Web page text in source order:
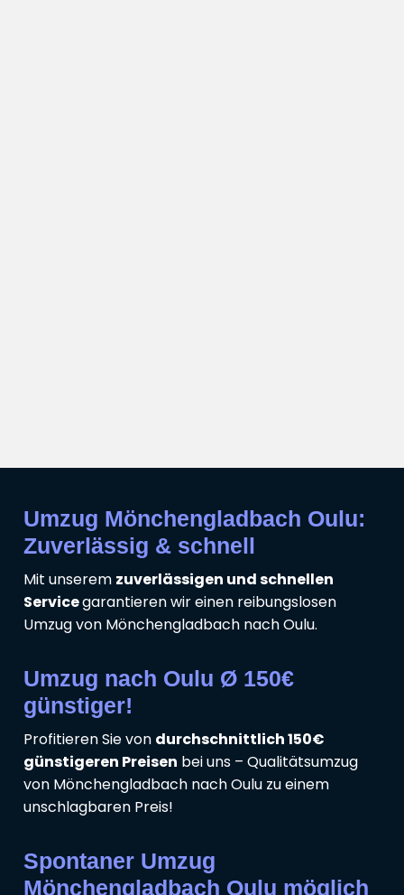
Umzug Mönchengladbach Oulu:
Zuverlässig & schnell
Mit unserem zuverlässigen und schnellen
Servicegarantieren wir einen reibungslosen
Umzug von Mönchengladbach nach Oulu.
Umzug nach Oulu Ø 150€
günstiger!
Profitieren Sie von durchschnittlich 150€
günstigeren Preisen bei uns – Qualitätsumzug
von Mönchengladbach nach Oulu zu einem
unschlagbaren Preis!
Spontaner Umzug
Mönchengladbach Oulu möglich